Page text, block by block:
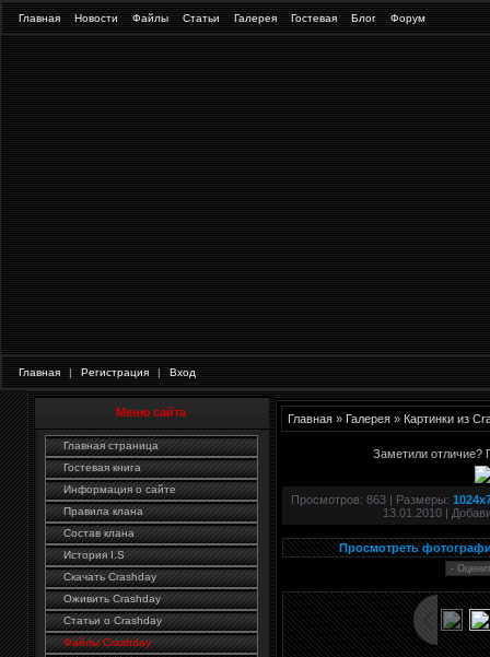
Главная Новости Файлы Статьи Галерея Гостевая Блог Форум
Главная | Регистрация | Вход
Меню сайта
Главная страница
Гостевая книга
Информация о сайте
Правила клана
Состав клана
История I.S
Скачать Crashday
Оживить Crashday
Статьи о Crashday
Файлы Crashday
Главная» Галерея» Картинки из
Заметили отличие?
Просмотров: 863 | Размеры:
13.01.2010 |
Просмотреть